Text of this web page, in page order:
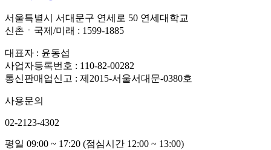
서울특별시 서대문구 연세로 50 연세대학교
신촌ㆍ국제/미래 : 1599-1885
대표자 : 윤동섭
사업자등록번호 : 110-82-00282
통신판매업신고 : 제2015-서울서대문-0380호
사용문의
02-2123-4302
평일 09:00 ~ 17:20 (점심시간 12:00 ~ 13:00)